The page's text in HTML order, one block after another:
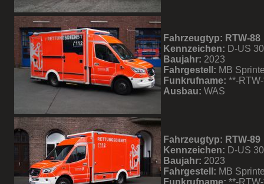
Fahrzeugtyp: RTW-88
Kennzeichen: D-US
Baujahr: 2023
Fahrgestell: MB
Funkrufname: **-
Ausbau: WAS
Fahrzeugtyp: RTW-89
Kennzeichen: D-US
Baujahr: 2023
Fahrgestell: MB
Funkrufname: **-